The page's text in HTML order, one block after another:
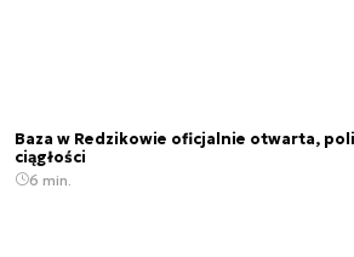
Baza w Redzikowie oficjalnie otwarta,
ciągłości
6 min.